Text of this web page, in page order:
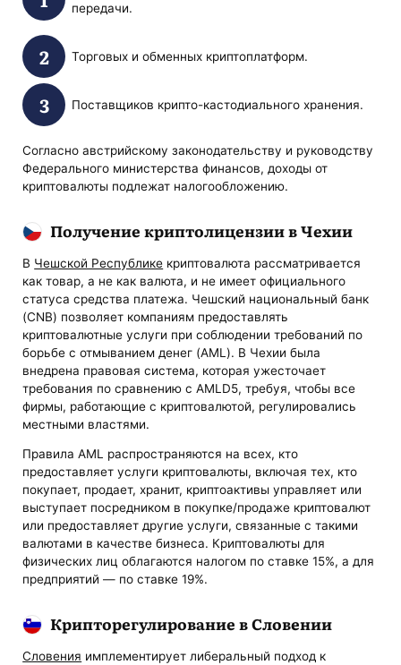
передачи.
Торговых и обменных криптоплатформ.
Поставщиков крипто-кастодиального хранения.
Согласно австрийскому законодательству и руководству
Федерального министерства финансов, доходы от
криптовалюты подлежат налогообложению.
Получение криптолицензии в Чехии
В Чешской Республике криптовалюта рассматривается
как товар, а не как валюта, и не имеет официального
статуса средства платежа. Чешский национальный банк
(CNB) позволяет компаниям предоставлять
криптовалютные услуги при соблюдении требований по
борьбе с отмыванием денег (AML). В Чехии была
внедрена правовая система, которая ужесточает
требования по сравнению с AMLD5, требуя, чтобы все
фирмы, работающие с криптовалютой, регулировались
местными властями.
Правила AML распространяются на всех, кто
предоставляет услуги криптовалюты, включая тех, кто
покупает, продает, хранит, криптоактивы управляет или
выступает посредником в покупке/продаже криптовалют
или предоставляет другие услуги, связанные с такими
валютами в качестве бизнеса. Криптовалюты для
физических лиц облагаются налогом по ставке 15%, а для
предприятий — по ставке 19%.
Крипторегулирование в Словении
Словения имплементирует либеральный подход к